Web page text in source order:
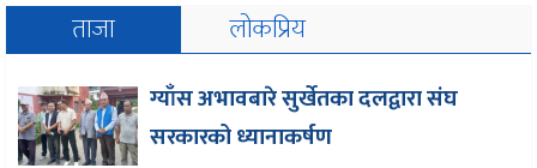
ताजा लोकप्रिय
ग्याँस अभावबारे सुर्खेतका दलद्वारा संघ
सरकारको ध्यानाकर्षण